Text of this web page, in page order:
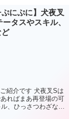
ぷにぷに】犬夜叉
タスやスキル、
ど
紹介です 犬夜叉Sは
ればまあ再登場の可
、ひっさつわざなど